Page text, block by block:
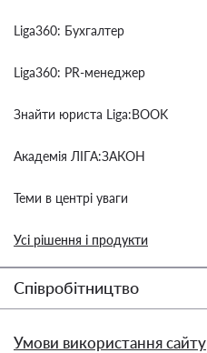
Liga360: Бухгалтер
Liga360: PR-менеджер
Знайти юриста Liga:BOOK
Академія ЛІГА:ЗАКОН
Теми в центрі уваги
Усі рішення і продукти
Співробітництво
Умови використання сайту